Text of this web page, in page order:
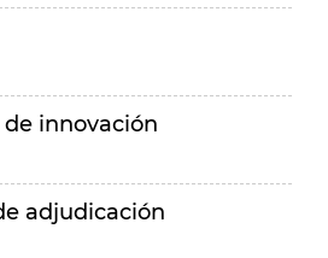
innovación
adjudicación